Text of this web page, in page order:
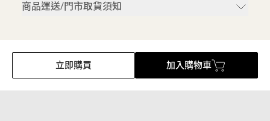
商品運送/門市取貨須知
立即購買 加入購物車